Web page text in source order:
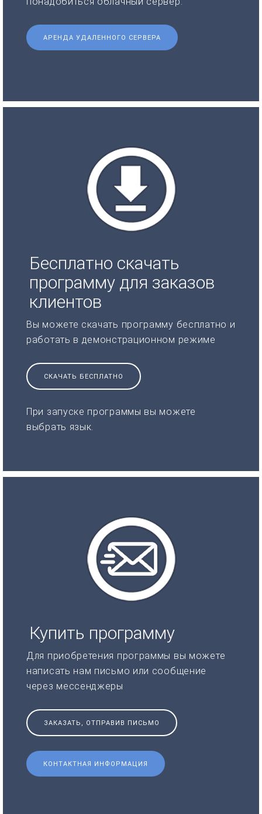
АРЕНДА УДАЛЕННОГО СЕРВЕРА
Бесплатно скачать
программу для заказов
клиентов
Вы можете скачать программу бесплатно и
работать в демонстрационном режиме
СКАЧАТЬ БЕСПЛАТНО
При запуске программы вы можете
выбрать язык.
Купить программу
Для приобретения программы вы можете
написать нам письмо или сообщение
через мессенджеры
ЗАКАЗАТЬ, ОТПРАВИВ ПИСЬМО
КОНТАКТНАЯ ИНФОРМАЦИЯ